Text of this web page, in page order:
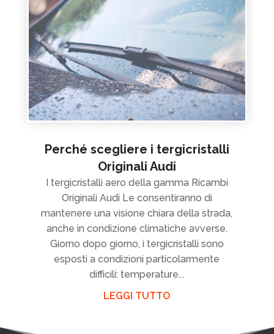
Perché scegliere i tergicristalli
Originali Audi
I tergicristalli aero della gamma Ricambi
Originali Audi Le consentiranno di
mantenere una visione chiara della strada,
anche in condizione climatiche avverse.
Giorno dopo giorno, i tergicristalli sono
esposti a condizioni particolarmente
difficili: temperature...
LEGGI TUTTO